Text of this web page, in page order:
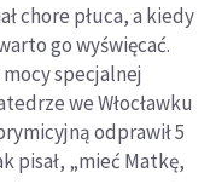
chore płuca, a kiedy
go wyświęcać.
specjalnej
we Włocławku
odprawił 5
pisał, „mieć Matkę,